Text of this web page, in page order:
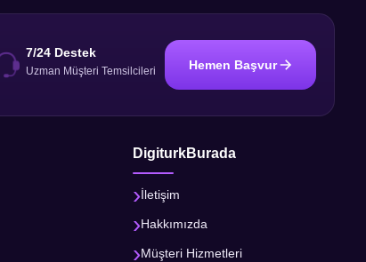
7/24 Destek
Uzman Müşteri Temsilcileri Hemen Başvur
DigiturkBurada
İletişim
Hakkımızda
Müşteri Hizmetleri